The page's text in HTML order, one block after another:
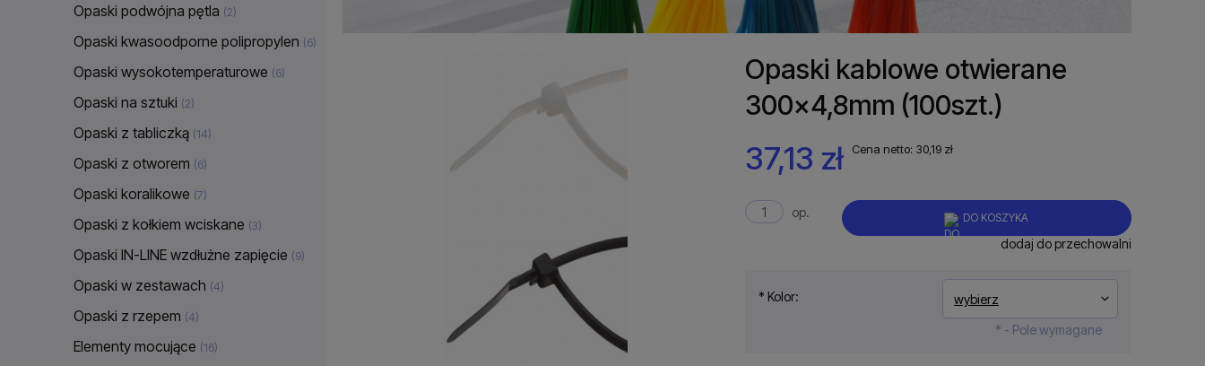
Opaski podwójna pętla (2)
Opaski kwasoodporne polipropylen (6)
Opaski wysokotemperaturowe (6)
Opaski na sztuki (2)
Opaski z tabliczką (14)
Opaski z otworem (6)
Opaski koralikowe (7)
Opaski z kołkiem wciskane (3)
Opaski IN-LINE wzdłużne zapięcie (9)
Opaski w zestawach (4)
Opaski z rzepem (4)
Elementy mocujące (16)
Opaski kablowe otwierane
300x4,8mm (100szt.)
37,13 zł Cena netto: 30,19 zł
* Kolor:
* - Pole wymagane
op. DO KOSZYKA
dodaj do przechowalni